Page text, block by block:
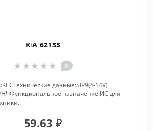
KIA 6213S
0
данные:SIP9(4-14V)
назначение:ИС для
59.63 ₽